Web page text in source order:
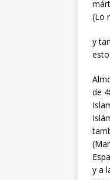
(Lo
y
de
y a